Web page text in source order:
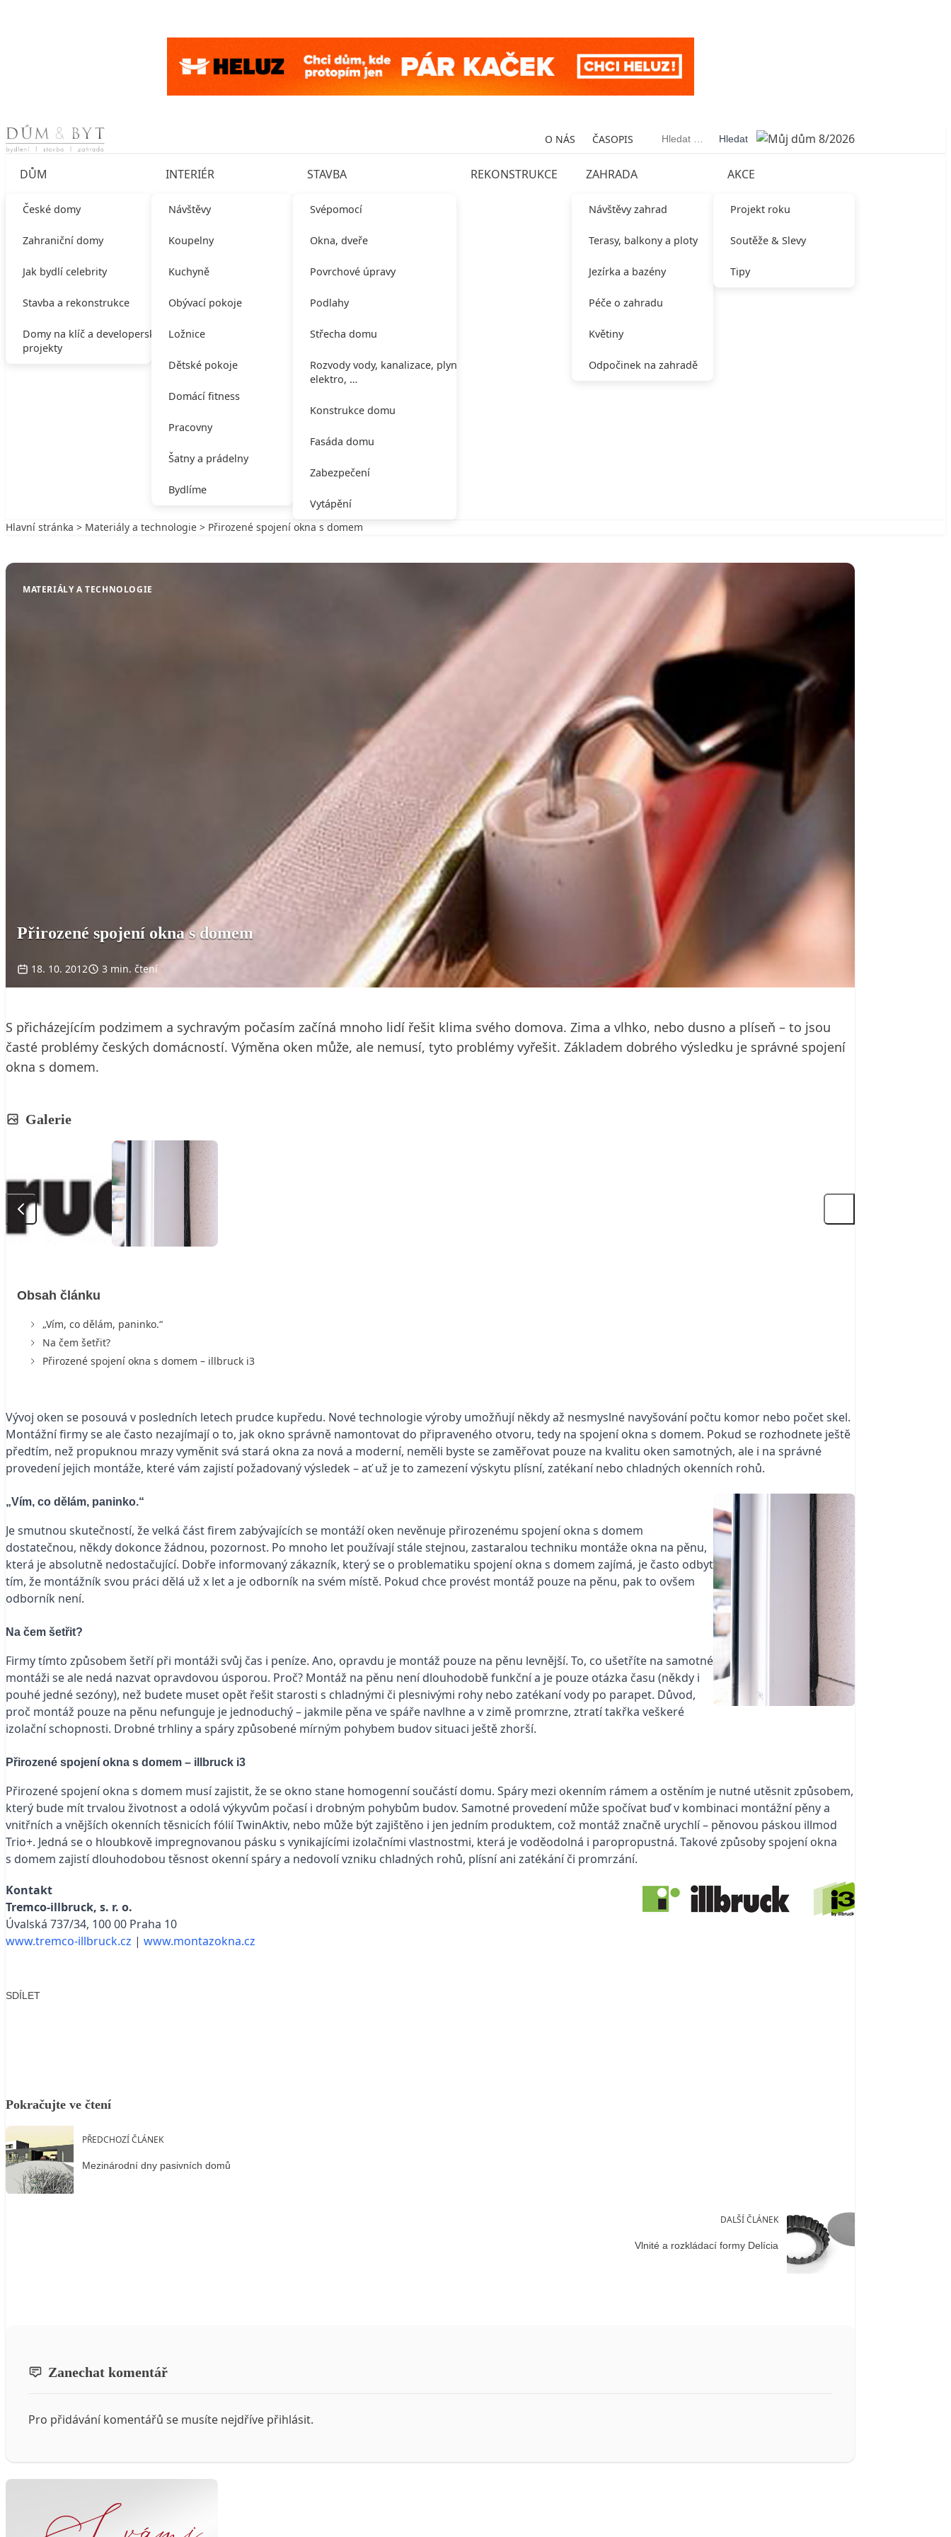
Skip to content O NÁS ČASOPIS Vyhledávání
DŮM
České domy
Zahraniční domy
Jak bydlí celebrity
Stavba a rekonstrukce
Domy na klíč a developerské
projekty
INTERIÉR
Návštěvy
Koupelny
Kuchyně
Obývací pokoje
Ložnice
Dětské pokoje
Domácí fitness
Pracovny
Šatny a prádelny
Bydlíme
STAVBA
Svépomocí
Okna, dveře
Povrchové úpravy
Podlahy
Střecha domu
Rozvody vody, kanalizace, plynu,
elektro, …
Konstrukce domu
Fasáda domu
Zabezpečení
Vytápění
REKONSTRUKCE ZAHRADA
Návštěvy zahrad
Terasy, balkony a ploty
Jezírka a bazény
Péče o zahradu
Květiny
Odpočinek na zahradě
AKCE
Projekt roku
Soutěže & Slevy
Tipy
Hlavní stránka > Materiály a technologie > Přirozené spojení okna s domem
MATERIÁLY A TECHNOLOGIE
Přirozené spojení okna s domem
18. 10. 2012 3 min. čtení
S přicházejícím podzimem a sychravým počasím začíná mnoho lidí řešit klima svého domova. Zima a vlhko, nebo dusno a plíseň – to jsou
časté problémy českých domácností. Výměna oken může, ale nemusí, tyto problémy vyřešit. Základem dobrého výsledku je správné spojení
okna s domem.
Galerie
Obsah článku
„Vím, co dělám, paninko.“
Na čem šetřit?
Přirozené spojení okna s domem – illbruck i3
Vývoj oken se posouvá v posledních letech prudce kupředu. Nové technologie výroby umožňují někdy až nesmyslné navyšování počtu komor nebo počet skel.
Montážní firmy se ale často nezajímají o to, jak okno správně namontovat do připraveného otvoru, tedy na spojení okna s domem. Pokud se rozhodnete ještě
předtím, než propuknou mrazy vyměnit svá stará okna za nová a moderní, neměli byste se zaměřovat pouze na kvalitu oken samotných, ale i na správné
provedení jejich montáže, které vám zajistí požadovaný výsledek – ať už je to zamezení výskytu plísní, zatékaní nebo chladných okenních rohů.
„Vím, co dělám, paninko.“
Je smutnou skutečností, že velká část firem zabývajících se montáží oken nevěnuje přirozenému spojení okna s domem
dostatečnou, někdy dokonce žádnou, pozornost. Po mnoho let používají stále stejnou, zastaralou techniku montáže okna na pěnu,
která je absolutně nedostačující. Dobře informovaný zákazník, který se o problematiku spojení okna s domem zajímá, je často odbyt
tím, že montážník svou práci dělá už x let a je odborník na svém místě. Pokud chce provést montáž pouze na pěnu, pak to ovšem
odborník není.
Na čem šetřit?
Firmy tímto způsobem šetří při montáži svůj čas i peníze. Ano, opravdu je montáž pouze na pěnu levnější. To, co ušetříte na samotné
montáži se ale nedá nazvat opravdovou úsporou. Proč? Montáž na pěnu není dlouhodobě funkční a je pouze otázka času (někdy i
pouhé jedné sezóny), než budete muset opět řešit starosti s chladnými či plesnivými rohy nebo zatékaní vody po parapet. Důvod,
proč montáž pouze na pěnu nefunguje je jednoduchý – jakmile pěna ve spáře navlhne a v zimě promrzne, ztratí takřka veškeré
izolační schopnosti. Drobné trhliny a spáry způsobené mírným pohybem budov situaci ještě zhorší.
Přirozené spojení okna s domem – illbruck i3
Přirozené spojení okna s domem musí zajistit, že se okno stane homogenní součástí domu. Spáry mezi okenním rámem a ostěním je nutné utěsnit způsobem,
který bude mít trvalou životnost a odolá výkyvům počasí i drobným pohybům budov. Samotné provedení může spočívat buď v kombinaci montážní pěny a
vnitřních a vnějších okenních těsnicích fólií TwinAktiv, nebo může být zajištěno i jen jedním produktem, což montáž značně urychlí – pěnovou páskou illmod
Trio+. Jedná se o hloubkově impregnovanou pásku s vynikajícími izolačními vlastnostmi, která je voděodolná i paropropustná. Takové způsoby spojení okna
s domem zajistí dlouhodobou těsnost okenní spáry a nedovolí vzniku chladných rohů, plísní ani zatékání či promrzání.
Kontakt
Tremco-illbruck, s. r. o.
Úvalská 737/34, 100 00 Praha 10
www.tremco-illbruck.cz | www.montazokna.cz
SDÍLET
Pokračujte ve čtení
PŘEDCHOZÍ ČLÁNEK
Mezinárodní dny pasivních domů
DALŠÍ ČLÁNEK
Vlnité a rozkládací formy Delícia
Zanechat komentář
Pro přidávání komentářů se musíte nejdříve přihlásit.